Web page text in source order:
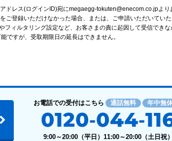
ドレス(ログインID)宛にmegaegg-tokuten@enecom.co.jpより
登録いただけなかった場合、または、ご申請いただいてい
ィルタリング設定など、お客さまの責に起因して受信できな
ですが、受取期限日の延長はできません。
お電話での受付はこちら 通話無料 年中無
0120-044-
9:00～20:00（平日）11:00～20:00（土日祝）